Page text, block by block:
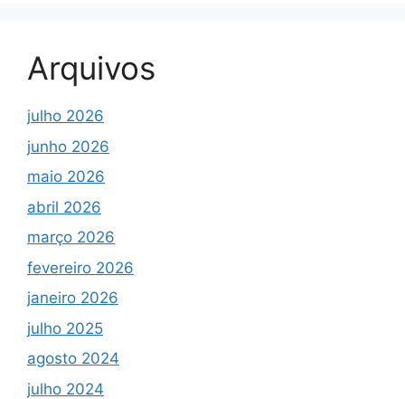
Arquivos
julho 2026
junho 2026
maio 2026
abril 2026
março 2026
fevereiro 2026
janeiro 2026
julho 2025
agosto 2024
julho 2024